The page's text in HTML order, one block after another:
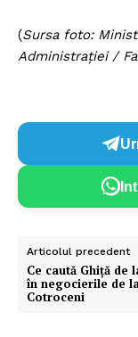
(Sursa foto:
Administraţiei /
Articolul precedent
​Ce caută Ghiță de
în negocierile de
Cotroceni